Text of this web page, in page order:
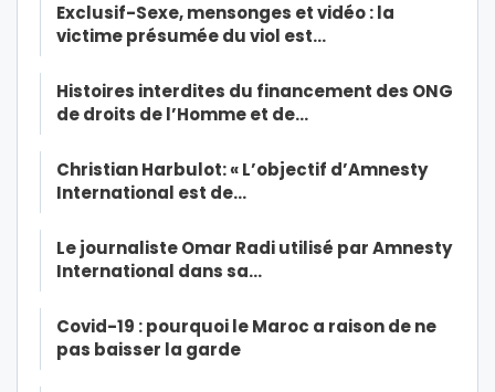
Exclusif-Sexe, mensonges et vidéo : la
victime présumée du viol est…
Histoires interdites du financement des ONG
de droits de l’Homme et de…
Christian Harbulot: « L’objectif d’Amnesty
International est de…
Le journaliste Omar Radi utilisé par Amnesty
International dans sa…
Covid-19 : pourquoi le Maroc a raison de ne
pas baisser la garde